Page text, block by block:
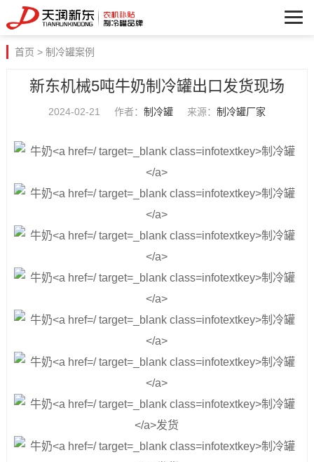
首页 > 制冷罐案例
新东机械5吨牛奶制冷罐出口发货现场
2024-02-21 作者： 制冷罐 来源： 制冷罐厂家